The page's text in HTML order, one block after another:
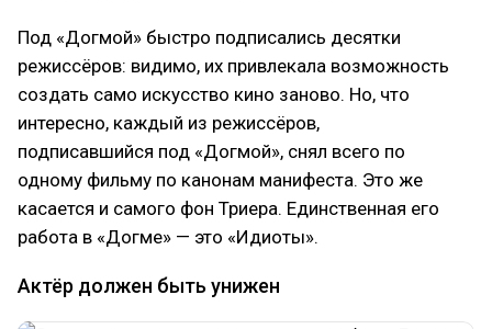
Под «Догмой» быстро подписались десятки
режиссёров: видимо, их привлекала возможность
создать само искусство кино заново. Но, что
интересно, каждый из режиссёров,
подписавшийся под «Догмой», снял всего по
одному фильму по канонам манифеста. Это же
касается и самого фон Триера. Единственная его
работа в «Догме» — это «Идиоты».
Актёр должен быть унижен